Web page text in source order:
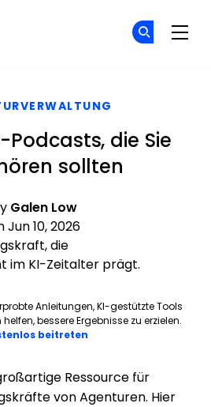
Podcasts, die Sie
sollten
Galen Low
Jun 10, 2026
die
im KI-Zeitalter prägt.
Anleitungen, KI-gestützte Tools
bessere Ergebnisse zu erzielen.
beitretenOpens new window
Ressource für
von Agenturen. Hier